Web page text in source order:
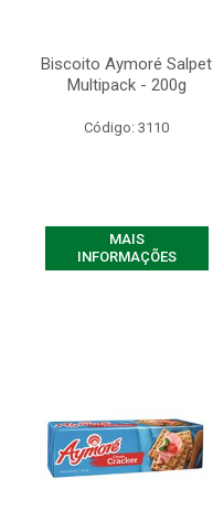
Biscoito Aymoré Salpet
Multipack - 200g
Código: 3110
MAIS
INFORMAÇÕES